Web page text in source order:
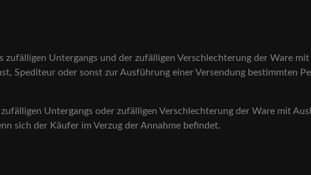
Untergangs und der zufälligen Verschlechterung der Ware
Spediteur oder sonst zur Ausführung einer Versendung bestimmten
Untergangs oder zufälligen Verschlechterung der Ware mit
sich der Käufer im Verzug der Annahme befindet.